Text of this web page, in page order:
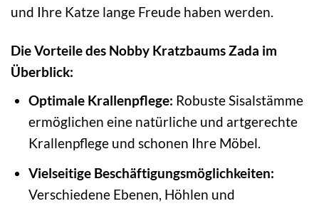
und Ihre Katze lange Freude haben werden.
Die Vorteile des Nobby Kratzbaums Zada im
Überblick:
Optimale Krallenpflege: Robuste Sisalstämme
ermöglichen eine natürliche und artgerechte
Krallenpflege und schonen Ihre Möbel.
Vielseitige Beschäftigungsmöglichkeiten:
Verschiedene Ebenen, Höhlen und